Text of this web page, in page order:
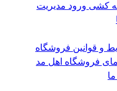
کشی ورود مدیریت
و قوانین فروشگاه
فروشگاه اهل مد